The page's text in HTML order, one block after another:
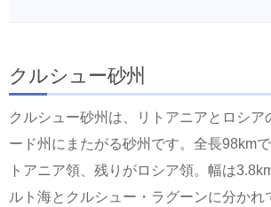
クルシュー砂州
クルシュー砂州は、リトアニアとロシア
ード州にまたがる砂州です。全長98km
トアニア領、残りがロシア領。幅は
ルト海とクルシュー・ラグーンに分かれ